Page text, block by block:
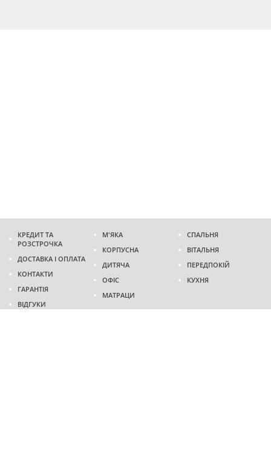
КРЕДИТ ТА
РОЗСТРОЧКА
ДОСТАВКА І ОПЛАТА
КОНТАКТИ
ГАРАНТІЯ
ВІДГУКИ
М'ЯКА
КОРПУСНА
ДИТЯЧА
ОФІС
МАТРАЦИ
СПАЛЬНЯ
ВІТАЛЬНЯ
ПЕРЕДПОКІЙ
КУХНЯ